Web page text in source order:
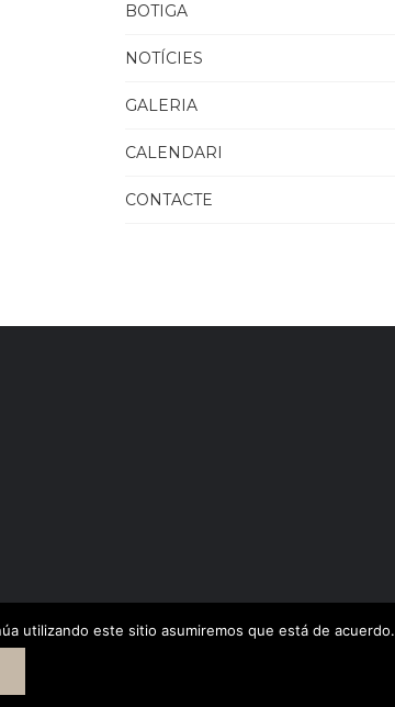
BOTIGA
NOTÍCIES
GALERIA
CALENDARI
CONTACTE
utilizando este sitio asumiremos que está de acuerdo.